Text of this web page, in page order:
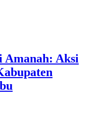
Amanah: Aksi